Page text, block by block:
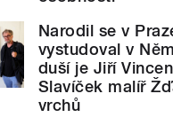
Narodil se v
vystudoval v
duší je Jiří
Slavíček malíř
vrchů